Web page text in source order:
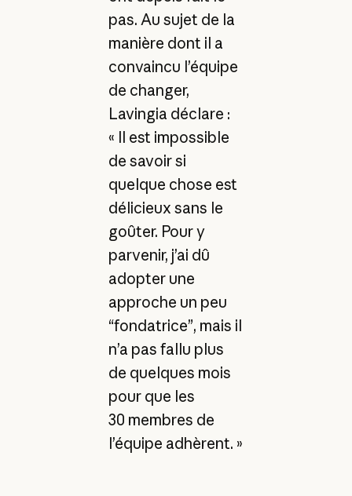
pas. Au sujet de la
manière dont il a
convaincu l’équipe
de changer,
Lavingia déclare :
« Il est impossible
de savoir si
quelque chose est
délicieux sans le
goûter. Pour y
parvenir, j’ai dû
adopter une
approche un peu
“fondatrice”, mais il
n’a pas fallu plus
de quelques mois
pour que les
30 membres de
l’équipe adhèrent. »